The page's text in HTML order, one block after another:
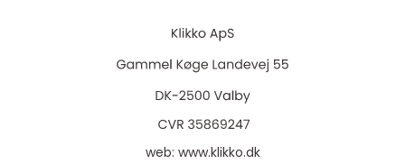
web: www.klikko.dk